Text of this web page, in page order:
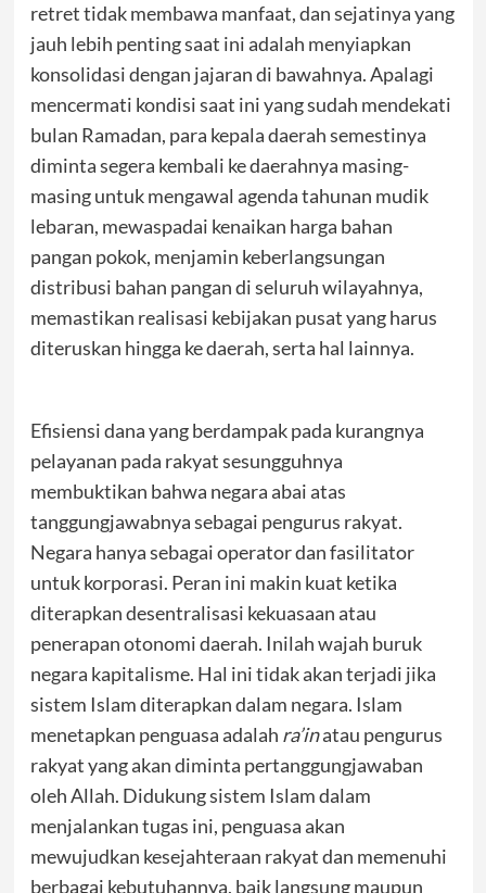
retret tidak membawa manfaat, dan sejatinya yang
jauh lebih penting saat ini adalah menyiapkan
konsolidasi dengan jajaran di bawahnya. Apalagi
mencermati kondisi saat ini yang sudah mendekati
bulan Ramadan, para kepala daerah semestinya
diminta segera kembali ke daerahnya masing-
masing untuk mengawal agenda tahunan mudik
lebaran, mewaspadai kenaikan harga bahan
pangan pokok, menjamin keberlangsungan
distribusi bahan pangan di seluruh wilayahnya,
memastikan realisasi kebijakan pusat yang harus
diteruskan hingga ke daerah, serta hal lainnya.
Efisiensi dana yang berdampak pada kurangnya
pelayanan pada rakyat sesungguhnya
membuktikan bahwa negara abai atas
tanggungjawabnya sebagai pengurus rakyat.
Negara hanya sebagai operator dan fasilitator
untuk korporasi. Peran ini makin kuat ketika
diterapkan desentralisasi kekuasaan atau
penerapan otonomi daerah. Inilah wajah buruk
negara kapitalisme. Hal ini tidak akan terjadi jika
sistem Islam diterapkan dalam negara. Islam
menetapkan penguasa adalah ra’inatau pengurus
rakyat yang akan diminta pertanggungjawaban
oleh Allah. Didukung sistem Islam dalam
menjalankan tugas ini, penguasa akan
mewujudkan kesejahteraan rakyat dan memenuhi
berbagai kebutuhannya, baik langsung maupun